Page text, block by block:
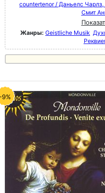
countertenor / Даньелс Чарлз,
Смит
Жанры: Geistliche Musik
9%